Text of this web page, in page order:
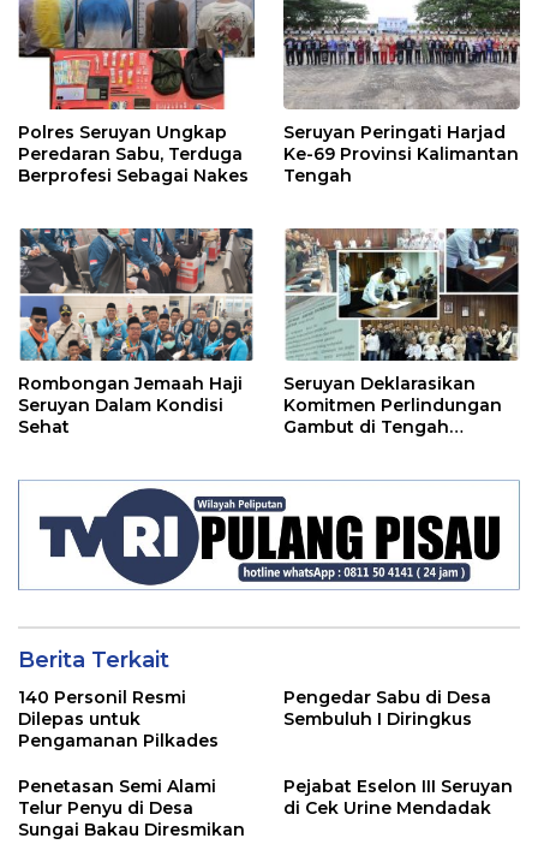
Polres Seruyan Ungkap
Peredaran Sabu, Terduga
Berprofesi Sebagai Nakes
Seruyan Peringati Harjad
Ke-69 Provinsi Kalimantan
Tengah
Rombongan Jemaah Haji
Seruyan Dalam Kondisi
Sehat
Seruyan Deklarasikan
Komitmen Perlindungan
Gambut di Tengah
Berita Terkait
140 Personil Resmi
Dilepas untuk
Pengamanan Pilkades
Pengedar Sabu di Desa
Sembuluh I Diringkus
Penetasan Semi Alami
Telur Penyu di Desa
Sungai Bakau Diresmikan
Pejabat Eselon III Seruyan
di Cek Urine Mendadak